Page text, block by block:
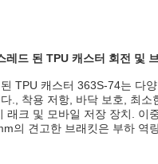
드 된 TPU 캐스터 회전 및
TPU 캐스터 363S-74는 다
., 착용 저항, 바닥 보호, 최
래크 및 모바일 저장 장치.
의 견고한 브래킷은 부하 역